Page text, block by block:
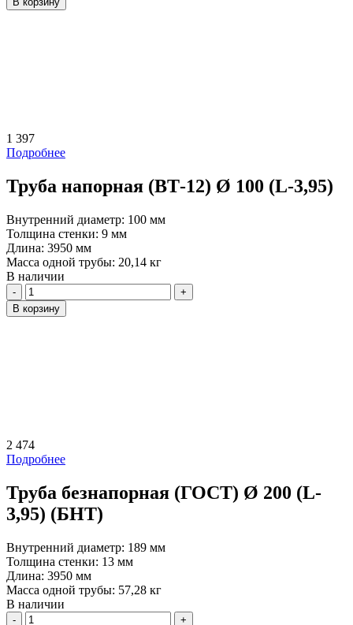
1 397
Подробнее
Труба напорная (ВТ-12) Ø 100 (L-3,95)
Внутренний диаметр: 100 мм
Толщина стенки: 9 мм
Длина: 3950 мм
Масса одной трубы: 20,14 кг
В наличии
Количество
В корзину
2 474
Подробнее
Труба безнапорная (ГОСТ) Ø 200 (L-
3,95) (БНТ)
Внутренний диаметр: 189 мм
Толщина стенки: 13 мм
Длина: 3950 мм
Масса одной трубы: 57,28 кг
В наличии
Количество